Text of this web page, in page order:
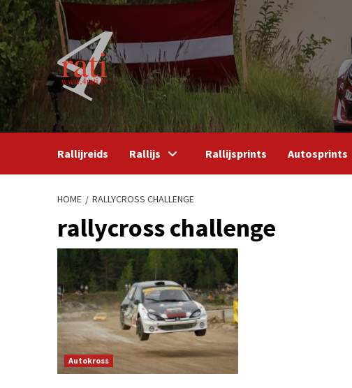
Skip
to
content
Rallijreids Rallijs Rallijsprints Autosprints
HOME RALLYCROSS CHALLENGE
rallycross challenge
Autokross